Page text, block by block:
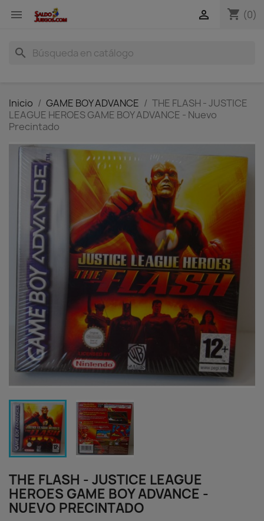
 shopping_cart (0)

search
Inicio GAME BOY ADVANCE
THE FLASH - JUSTICE
LEAGUE HEROES GAME BOY ADVANCE - Nuevo
Precintado
THE FLASH - JUSTICE LEAGUE
HEROES GAME BOY ADVANCE -
NUEVO PRECINTADO